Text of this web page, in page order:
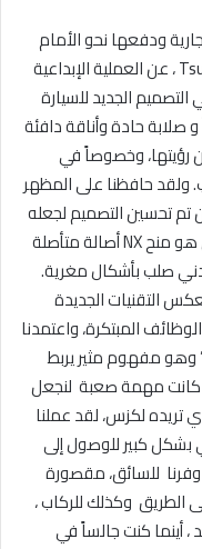
ودفعها نحو الأمام
، عن العملية الإبداعية
الجديد للسيارة
و صلابة حادة وأناقة دافئة
رؤيتها، وخصوصاً في
ولقد حافظنا على المظهر
تم تحسين التصميم لجعله
هو منح
أصالة متأصلة
صلب بأشكال مغرية.
التقنيات الجديدة
المبتكرة، واعتمدنا
وهو مفهوم مثير يربط
كانت مهمة صعبة لنجعل
تريده لكزس، لقد عملنا
بشكل كبير للوصول إلى
للسائق، مقصورة
الطريق وكذلك للركاب ،
أينما كنت جالساً في